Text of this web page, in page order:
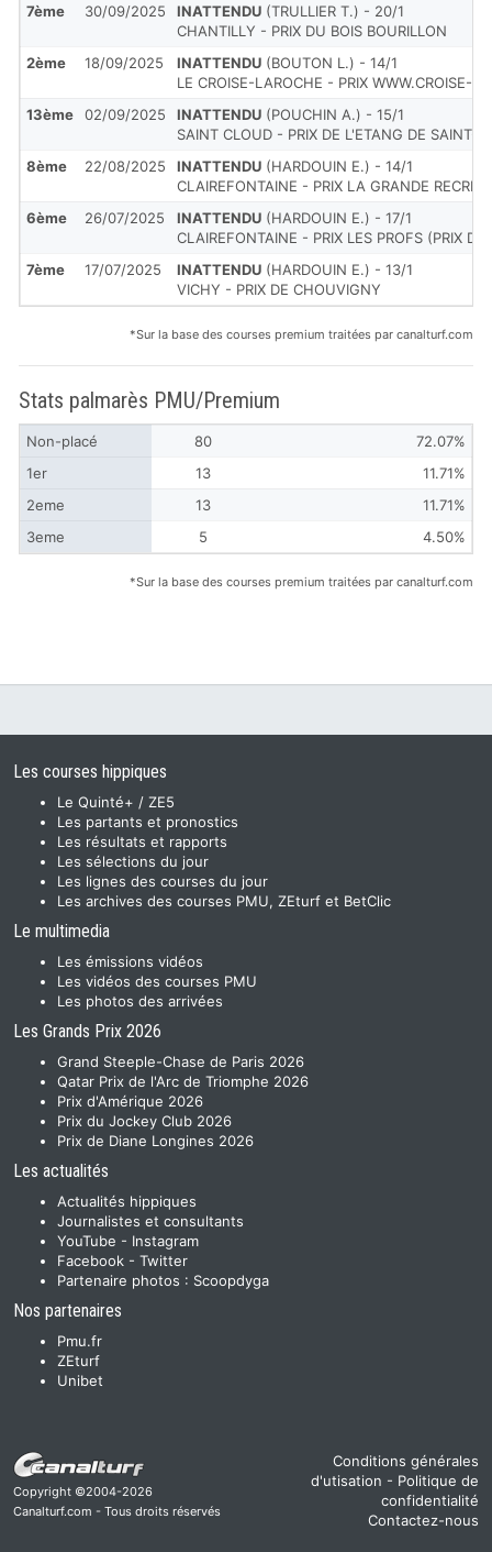
7ème
30/09/2025 INATTENDU (TRULLIER T.) - 20/1
CHANTILLY - PRIX DU BOIS BOURILLON
2ème
18/09/2025 INATTENDU (BOUTON L.) - 14/1
LE CROISE-LAROCHE - PRIX WWW.CROISE-
13ème
02/09/2025 INATTENDU (POUCHIN A.) - 15/1
SAINT CLOUD - PRIX DE L'ETANG DE SAINT-
8ème
22/08/2025 INATTENDU (HARDOUIN E.) - 14/1
CLAIREFONTAINE - PRIX LA GRANDE RECRE
6ème
26/07/2025 INATTENDU (HARDOUIN E.) - 17/1
CLAIREFONTAINE - PRIX LES PROFS (PRIX
7ème
17/07/2025 INATTENDU (HARDOUIN E.) - 13/1
VICHY - PRIX DE CHOUVIGNY
*Sur la base des courses premium traitées par canalturf.com
Stats palmarès PMU/Premium
Non-placé 80
72.07%
1er
13
11.71%
2eme
13
11.71%
3eme
5 4.50%
*Sur la base des courses premium traitées par canalturf.com
Les courses hippiques
Le Quinté+ / ZE5
Les partants et pronostics
Les résultats et rapports
Les sélections du jour
Les lignes des courses du jour
Les archives des courses PMU, ZEturf et BetClic
Le multimedia
Les émissions vidéos
Les vidéos des courses PMU
Les photos des arrivées
Les Grands Prix 2026
Grand Steeple-Chase de Paris 2026
Qatar Prix de l'Arc de Triomphe 2026
Prix d'Amérique 2026
Prix du Jockey Club 2026
Prix de Diane Longines 2026
Les actualités
Actualités hippiques
Journalistes et consultants
YouTube - Instagram
Facebook - Twitter
Partenaire photos : Scoopdyga
Nos partenaires
Pmu.fr
ZEturf
Unibet
Copyright ©2004-2026
Canalturf.com - Tous droits réservés
Conditions générales
d'utisation - Politique de
confidentialité
Contactez-nous